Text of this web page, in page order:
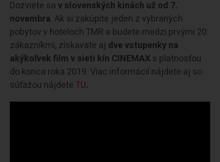
Dozviete sav slovenských kinách už od 7.
novembra. Ak si zakúpite jeden z vybraných
pobytov v hoteloch TMR a budete medzi prvými 20
zákazníkmi, získavate aj dve vstupenky na
akýkoľvek film v sieti kín CINEMAXs platnosťou
do konca roka 2019. Viac informácií nájdete aj so
súťažou nájdeteTU.